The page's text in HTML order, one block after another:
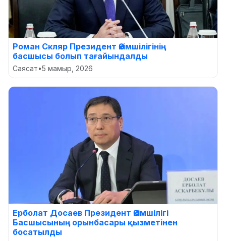
Роман Скляр Президент Әкімшілігінің
басшысы болып тағайындалды
Саясат•5 мамыр, 2026
Ерболат Досаев Президент Әкімшілігі
Басшысының орынбасары қызметінен
босатылды